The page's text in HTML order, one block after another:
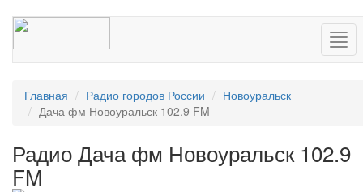
Главная Радио городов России
Новоуральск
Дача фм Новоуральск 102.9 FM
Радио Дача фм Новоуральск 102.9
FM